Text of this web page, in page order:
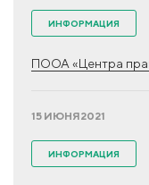
ИНФОРМАЦИЯ
ПООА «Центра
15 ИЮНЯ2021
ИНФОРМАЦИЯ